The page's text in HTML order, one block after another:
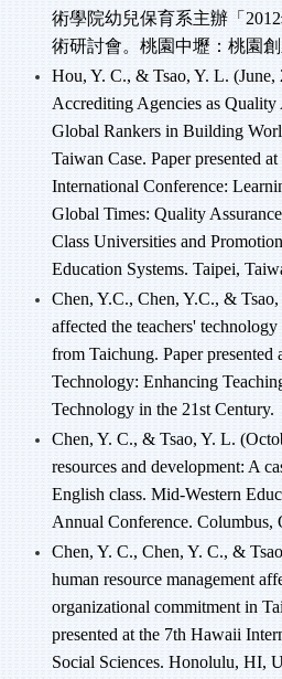
術學院幼兒保育系主辦「 2012
術研討會。桃園中壢：桃園創
Hou, Y. C., & Tsao, Y. L.
Accrediting Agencies as Quality
Global Rankers in Building
Taiwan Case. Paper presented
International Conference:
Global Times: Quality
Class Universities and
Education Systems. Taipei,
Chen, Y.C., Chen, Y.C., &
affected the teachers'
from Taichung. Paper presented
Technology: Enhancing
Technology in the 21st Century.
Chen, Y. C., & Tsao, Y. L.
resources and development: A
English class. Mid-Western
Annual Conference. Columbus,
Chen, Y. C., Chen, Y. C., &
human resource management
organizational commitment in
presented at the 7th Hawaii
Social Sciences. Honolulu, HI,